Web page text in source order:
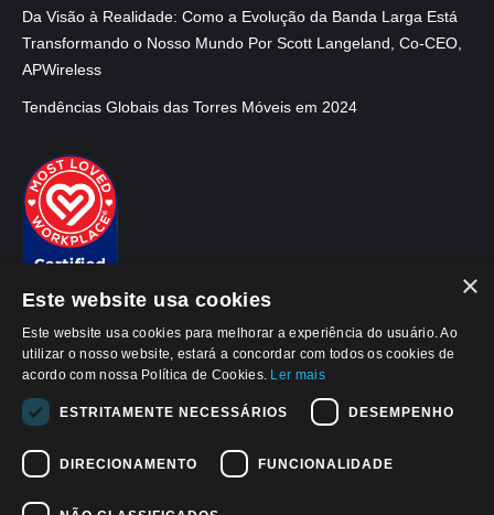
Da Visão à Realidade: Como a Evolução da Banda Larga Está
Transformando o Nosso Mundo Por Scott Langeland, Co-CEO,
APWireless
Tendências Globais das Torres Móveis em 2024
© 2026, APWireless Brasil Invest. Imob. LTDA
Aviso de Cookies
×
Este website usa cookies
Este website usa cookies para melhorar a experiência do usuário. Ao
utilizar o nosso website, estará a concordar com todos os cookies de
acordo com nossa Política de Cookies. Ler mais
ESTRITAMENTE NECESSÁRIOS DESEMPENHO
DIRECIONAMENTO FUNCIONALIDADE